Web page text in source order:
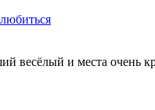
весёлый и места очень